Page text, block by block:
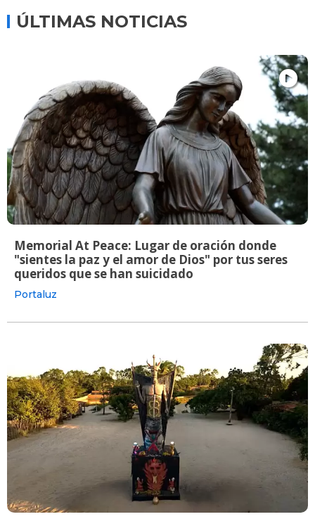
ÚLTIMAS NOTICIAS
Memorial At Peace: Lugar de oración donde
"sientes la paz y el amor de Dios" por tus seres
queridos que se han suicidado
Portaluz